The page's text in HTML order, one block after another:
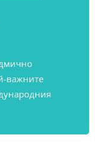
важните